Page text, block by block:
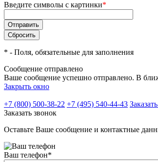
Введите символы с картинки*
* - Поля, обязательные для заполнения
Сообщение отправлено
Ваше сообщение успешно отправлено. В
Закрыть окно
+7 (800) 500-38-22 +7 (495) 540-44-43
Заказать звонок
Оставьте Ваше сообщение и контактные
Ваш телефон*